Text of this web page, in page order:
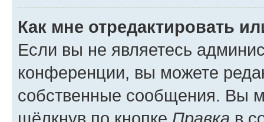
Как мне отредактировать
Если вы не являетесь
конференции, вы можете
собственные сообщения. Вы